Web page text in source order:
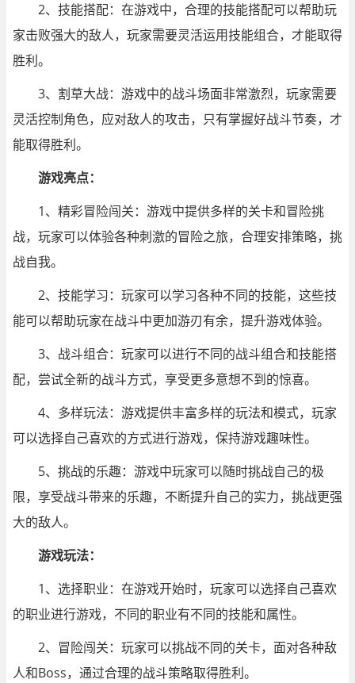
2、技能搭配：在游戏中，合理的技能搭配可以帮助玩
家击败强大的敌人，玩家需要灵活运用技能组合，才能取得
胜利。
3、割草大战：游戏中的战斗场面非常激烈，玩家需要
灵活控制角色，应对敌人的攻击，只有掌握好战斗节奏，才
能取得胜利。
游戏亮点：
1、精彩冒险闯关：游戏中提供多样的关卡和冒险挑
战，玩家可以体验各种刺激的冒险之旅，合理安排策略，挑
战自我。
2、技能学习：玩家可以学习各种不同的技能，这些技
能可以帮助玩家在战斗中更加游刃有余，提升游戏体验。
3、战斗组合：玩家可以进行不同的战斗组合和技能搭
配，尝试全新的战斗方式，享受更多意想不到的惊喜。
4、多样玩法：游戏提供丰富多样的玩法和模式，玩家
可以选择自己喜欢的方式进行游戏，保持游戏趣味性。
5、挑战的乐趣：游戏中玩家可以随时挑战自己的极
限，享受战斗带来的乐趣，不断提升自己的实力，挑战更强
大的敌人。
游戏玩法：
1、选择职业：在游戏开始时，玩家可以选择自己喜欢
的职业进行游戏，不同的职业有不同的技能和属性。
2、冒险闯关：玩家可以挑战不同的关卡，面对各种敌
人和Boss，通过合理的战斗策略取得胜利。